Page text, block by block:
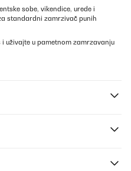
sobe, vikendice, urede i
standardni zamrzivač punih
uživajte u pametnom zamrzavanju